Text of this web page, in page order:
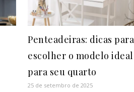
Penteadeiras: dicas para
escolher o modelo ideal
para seu quarto
25 de setembro de 2025